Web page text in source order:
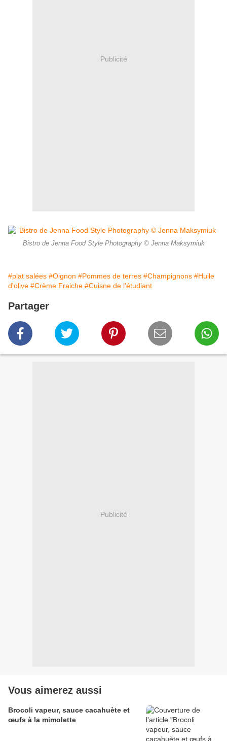
Publicité
Bistro de Jenna Food Style Photography © Jenna Maksymiuk
#plat salées #Oignon #Pommes de terres #Champignons #Huile
d'olive #Crème Fraiche #Cuisne de l'étudiant
Partager
Publicité
Vous aimerez aussi
Brocoli vapeur, sauce cacahuète et
œufs à la mimolette